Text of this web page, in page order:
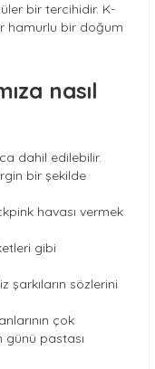
bir tercihidir. K-
hamurlu bir doğum
nasıl
dahil edilebilir.
bir şekilde
havası vermek
gibi
şarkıların sözlerini
çok
pastası